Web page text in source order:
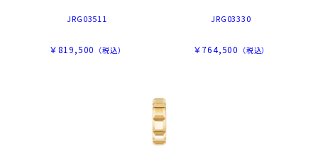
JRG03511
￥819,500 （税込）
JRG03330
￥764,500 （税込）